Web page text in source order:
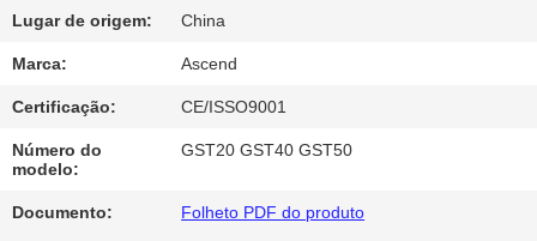
CITAÇÕES
MAPA
DO
SITE
Lugar de origem: China
Marca: Ascend
Certificação: CE/ISSO9001
Número do
modelo:
GST20 GST40 GST50
Documento: Folheto PDF do produto